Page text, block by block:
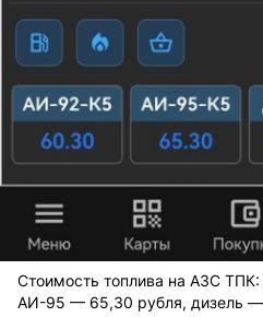
Стоимость топлива на АЗС
АИ-95 — 65,30 рубля, дизель —